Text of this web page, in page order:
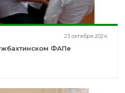
23 октября 2024
ФАПе